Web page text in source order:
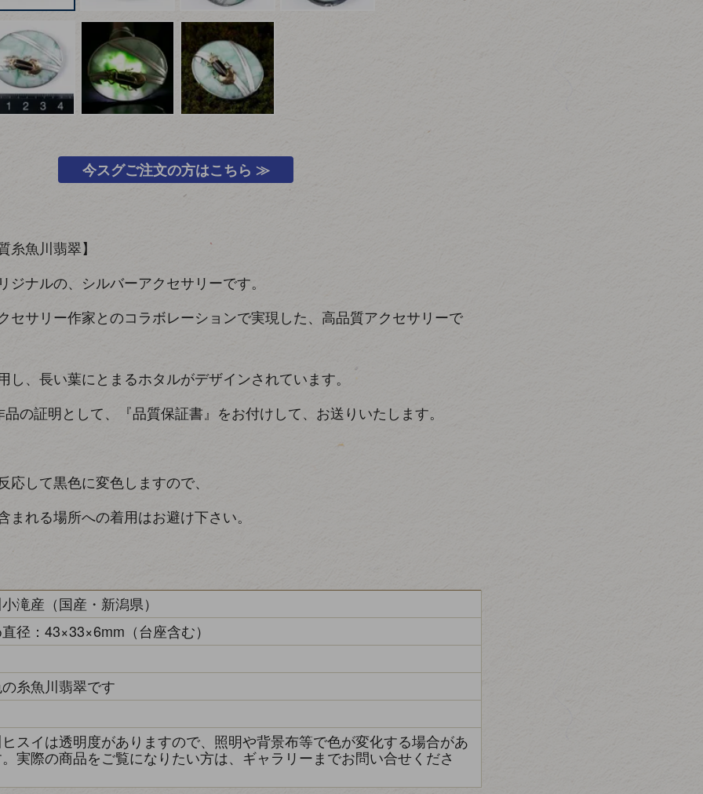
今スグご注文の方はこちら ≫
糸魚川翡翠】
ジナルの、シルバーアクセサリーです。
セサリー作家とのコラボレーションで実現した、高品質アクセサリーで
し、長い葉にとまるホタルがデザインされています。
の証明として、『品質保証書』をお付けして、お送りいたします。
応して黒色に変色しますので、
まれる場所への着用はお避け下さい。
滝産（国産・新潟県）
径：43×33×6mm（台座含む）
糸魚川翡翠です
スイは透明度がありますので、照明や背景布等で色が変化する場合があ
実際の商品をご覧になりたい方は、ギャラリーまでお問い合せくださ